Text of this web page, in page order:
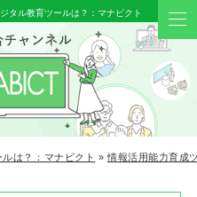
タル教育ツールは？：マナビクト
は？：マナビクト »情報活用能力育成